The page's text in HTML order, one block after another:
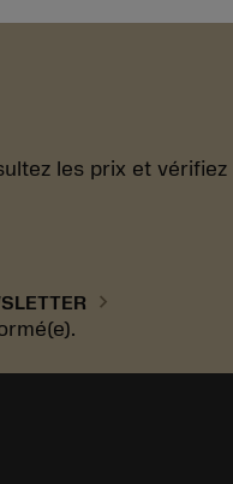
les prix et
chevron_right